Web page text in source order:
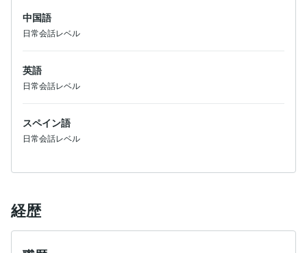
中国語
日常会話レベル
英語
日常会話レベル
スペイン語
日常会話レベル
経歴